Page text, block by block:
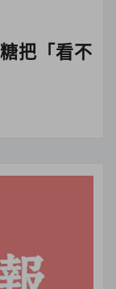
把「看不